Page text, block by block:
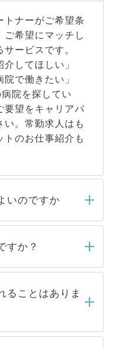
トナーがご希望条
希望にマッチし
ービスです。
してほしい」
で働きたい」
院を探してい
要望をキャリアパ
い。常勤求人はも
トのお仕事紹介も
いのですか
、弊社担当者がご
メールもしくは
にはご連絡をせて
くお待ちくださ
すか？
扱っている求人の
からご覧いただ
。非公開求人は
には公開してい
ることはありま
とは一切ありませ